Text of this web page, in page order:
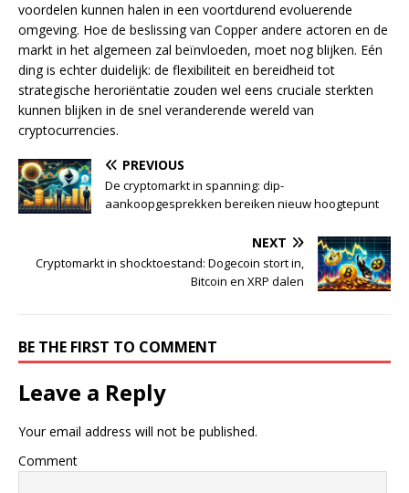
voordelen kunnen halen in een voortdurend evoluerende
omgeving. Hoe de beslissing van Copper andere actoren en de
markt in het algemeen zal beïnvloeden, moet nog blijken. Eén
ding is echter duidelijk: de flexibiliteit en bereidheid tot
strategische heroriëntatie zouden wel eens cruciale sterkten
kunnen blijken in de snel veranderende wereld van
cryptocurrencies.
PREVIOUS
De cryptomarkt in spanning: dip-
aankoopgesprekken bereiken nieuw hoogtepunt
NEXT
Cryptomarkt in shocktoestand: Dogecoin stort in,
Bitcoin en XRP dalen
BE THE FIRST TO COMMENT
Leave a Reply
Your email address will not be published.
Comment